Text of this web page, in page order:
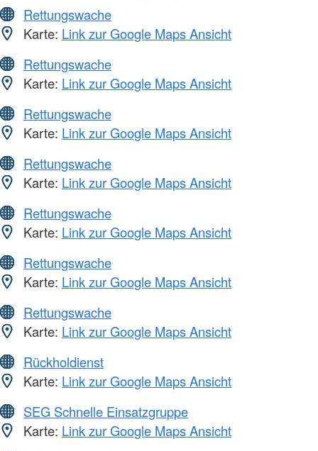
Rettungswache
Karte: Link zur Google Maps Ansicht
Rettungswache
Karte: Link zur Google Maps Ansicht
Rettungswache
Karte: Link zur Google Maps Ansicht
Rettungswache
Karte: Link zur Google Maps Ansicht
Rettungswache
Karte: Link zur Google Maps Ansicht
Rettungswache
Karte: Link zur Google Maps Ansicht
Rettungswache
Karte: Link zur Google Maps Ansicht
Rückholdienst
Karte: Link zur Google Maps Ansicht
SEG Schnelle Einsatzgruppe
Karte: Link zur Google Maps Ansicht